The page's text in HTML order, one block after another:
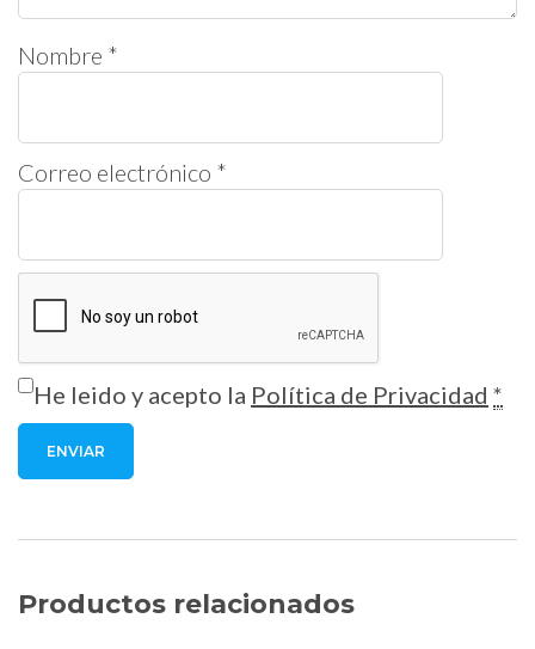
Nombre *
Correo electrónico *
He leido y acepto la Política de Privacidad *
Productos relacionados